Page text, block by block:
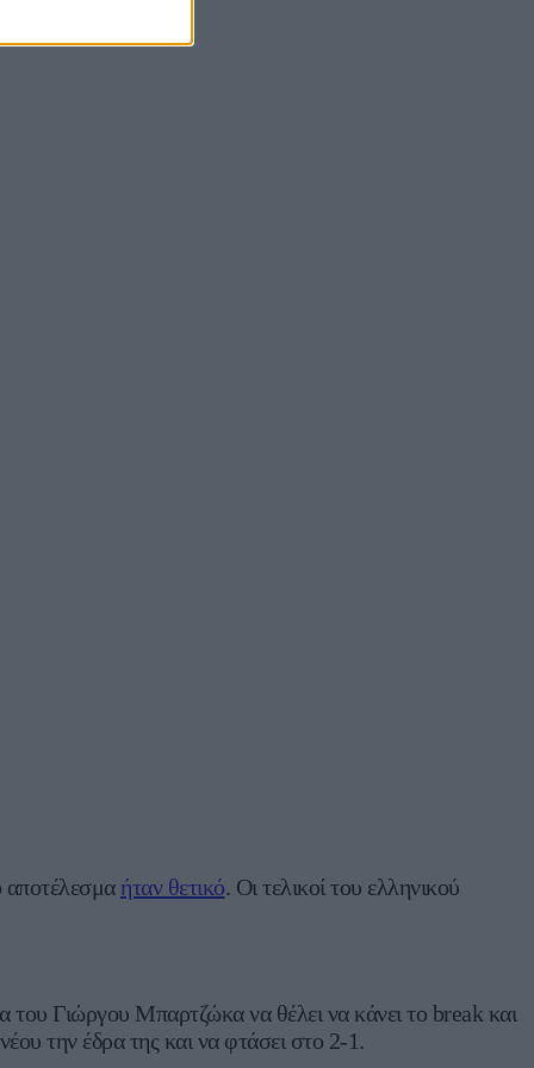
αποτέλεσμα ήταν θετικό. Οι τελικοί του ελληνικού
του Γιώργου Μπαρτζώκα να θέλει να κάνει το break και
την έδρα της και να φτάσει στο 2-1.